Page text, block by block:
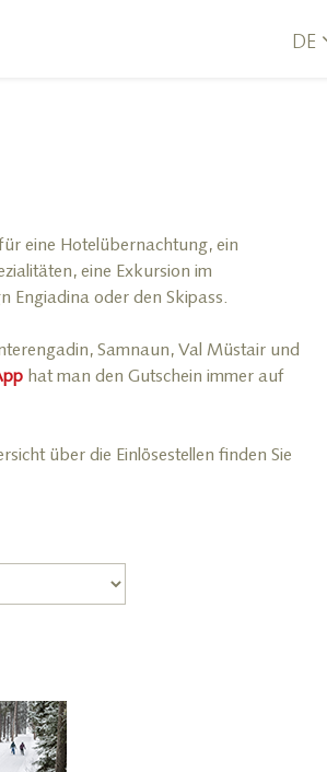
DE
eine Hotelübernachtung, ein
eine Exkursion im
Engiadina oder den Skipass.
Samnaun, Val Müstair und
hat man den Gutschein immer auf
über die Einlösestellen finden Sie